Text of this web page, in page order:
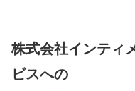
株式会社インティ
ビスへの